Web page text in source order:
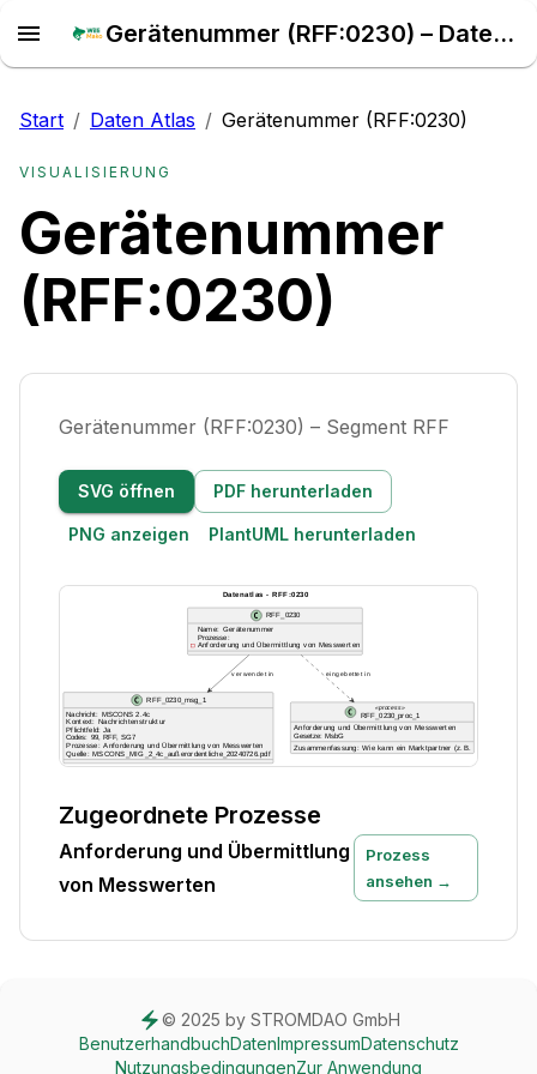
Gerätenummer (RFF:0230) – Daten Atlas
Start / Daten Atlas / Gerätenummer (RFF:0230)
VISUALISIERUNG
Gerätenummer
(RFF:0230)
Gerätenummer (RFF:0230) – Segment RFF
SVG öffnen PDF herunterladen
PNG anzeigen PlantUML herunterladen
Zugeordnete Prozesse
Anforderung und Übermittlung
von Messwerten
Prozess
ansehen →
© 2025 by STROMDAO GmbH
BenutzerhandbuchDatenImpressumDatenschutz
NutzungsbedingungenZur Anwendung